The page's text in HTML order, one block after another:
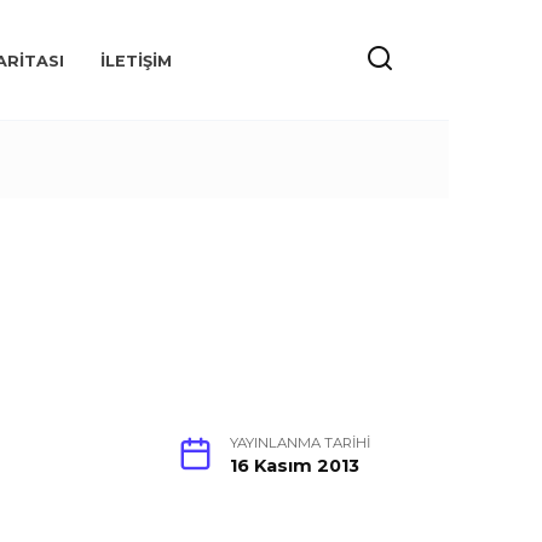
İLETIŞIM
YAYINLANMA TARIHI
16 Kasım 2013